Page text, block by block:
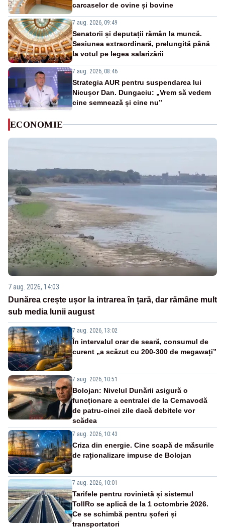
carcaselor de ovine și bovine
7 aug. 2026, 09:49
Senatorii și deputații rămân la muncă.
Sesiunea extraordinară, prelungită până
la votul pe legea salarizării
7 aug. 2026, 08:46
Strategia AUR pentru suspendarea lui
Nicușor Dan. Dungaciu: „Vrem să vedem
cine semnează și cine nu”
ECONOMIE
7 aug. 2026, 14:03
Dunărea crește ușor la intrarea în țară, dar rămâne mult
sub media lunii august
7 aug. 2026, 13:02
În intervalul orar de seară, consumul de
curent „a scăzut cu 200-300 de megawați”
7 aug. 2026, 10:51
Bolojan: Nivelul Dunării asigură o
funcționare a centralei de la Cernavodă
de patru-cinci zile dacă debitele vor
scădea
7 aug. 2026, 10:43
Criza din energie. Cine scapă de măsurile
de raționalizare impuse de Bolojan
7 aug. 2026, 10:01
Tarifele pentru rovinietă și sistemul
TollRo se aplică de la 1 octombrie 2026.
Ce se schimbă pentru șoferi și
transportatori